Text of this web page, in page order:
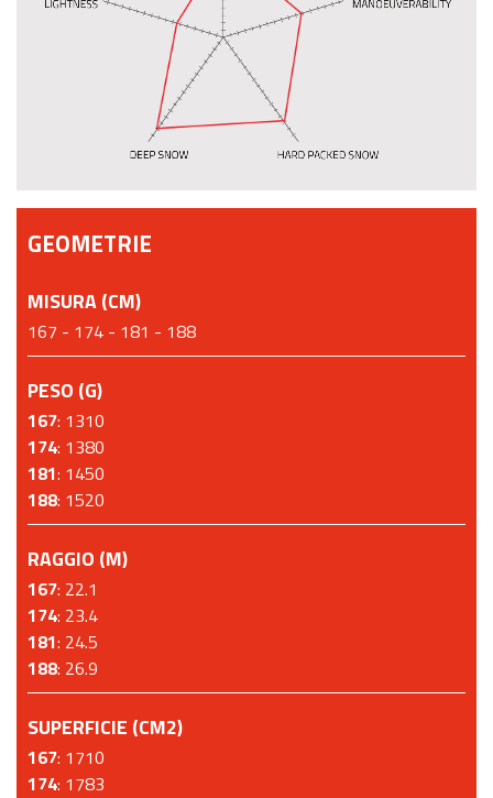
GEOMETRIE
MISURA (CM)
167 - 174 - 181 - 188
PESO (G)
167: 1310
174: 1380
181: 1450
188: 1520
RAGGIO (M)
167: 22.1
174: 23.4
181: 24.5
188: 26.9
SUPERFICIE (CM2)
167: 1710
174: 1783